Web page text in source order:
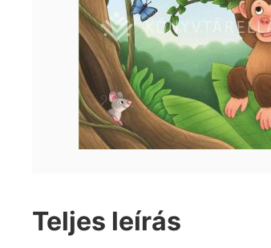
Teljes leírás